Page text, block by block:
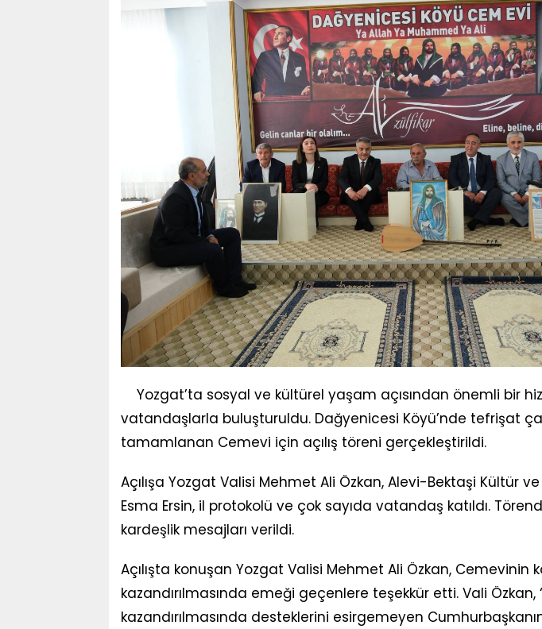
Yozgat’ta sosyal ve kültürel yaşam açısından önemli bir
vatandaşlarla buluşturuldu. Dağyenicesi Köyü’nde tefrişat
tamamlanan Cemevi için açılış töreni gerçekleştirildi.
Açılışa Yozgat Valisi Mehmet Ali Özkan, Alevi-Bektaşi Kültür
Esma Ersin, il protokolü ve çok sayıda vatandaş katıldı.
kardeşlik mesajları verildi.
Açılışta konuşan Yozgat Valisi Mehmet Ali Özkan, Cemevinin
kazandırılmasında emeği geçenlere teşekkür etti. Vali
kazandırılmasında desteklerini esirgemeyen